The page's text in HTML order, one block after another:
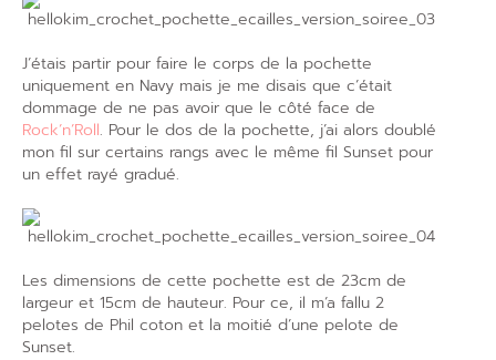
J’étais partir pour faire le corps de la pochette
uniquement en Navy mais je me disais que c’était
dommage de ne pas avoir que le côté face de
Rock’n’Roll. Pour le dos de la pochette, j’ai alors doublé
mon fil sur certains rangs avec le même fil Sunset pour
un effet rayé gradué.
Les dimensions de cette pochette est de 23cm de
largeur et 15cm de hauteur. Pour ce, il m’a fallu 2
pelotes de Phil coton et la moitié d’une pelote de
Sunset.